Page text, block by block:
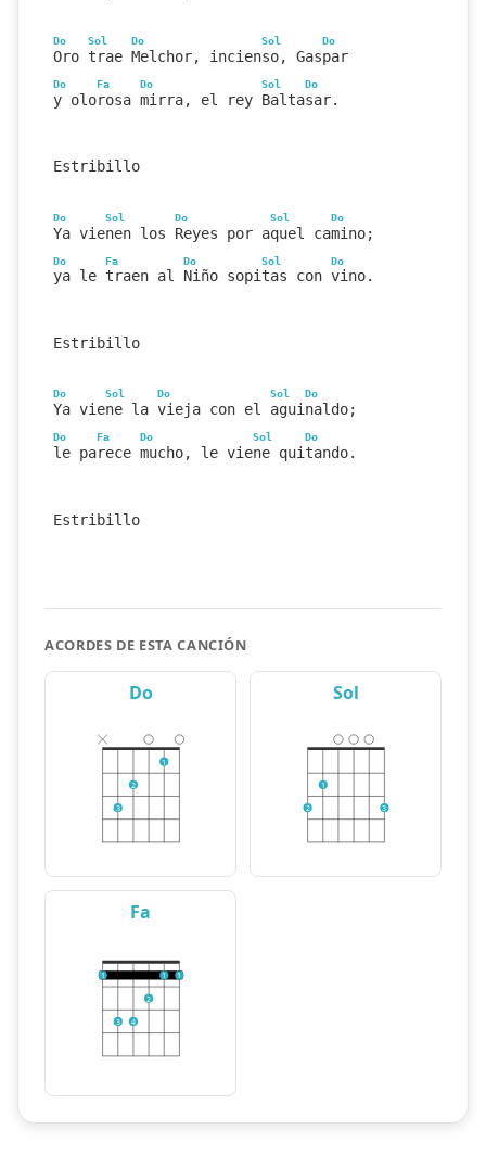
Do Sol Do Sol Do
Oro trae Melchor, incienso, Gaspar
Do Fa Do Sol Do
y olorosa mirra, el rey Baltasar.
Estribillo
Do Sol Do Sol Do
Ya vienen los Reyes por aquel camino;
Do Fa Do Sol Do
ya le traen al Niño sopitas con vino.
Estribillo
Do Sol Do Sol Do
Ya viene la vieja con el aguinaldo;
Do Fa Do Sol Do
le parece mucho, le viene quitando.
Estribillo
ACORDES DE ESTA CANCIÓN
Do
3
2
1
Sol
2
1
3
Fa
1
3 4
2
1 1